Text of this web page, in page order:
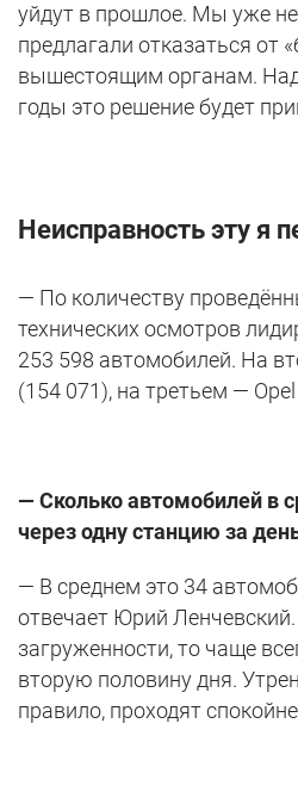
уйдут в прошлое. Мы уже
предлагали отказаться от
вышестоящим органам.
годы это решение будет
Неисправность эту я
— По количеству
технических осмотров
253 598 автомобилей. На
(154 071), на третьем —
— Сколько автомобилей в
через одну станцию за
— В среднем это 34
отвечает Юрий
загруженности, то чаще
вторую половину дня.
правило, проходят